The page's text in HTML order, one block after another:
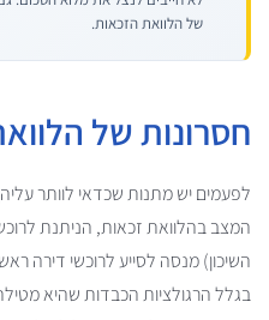
של הלוואת הזכאות.
חסרונות של
לפעמים יש מתנות שכדאי לוותר
המצב בהלוואת זכאות, הניתנת
השיכון) מנסה לסייע לרוכשי דירה
בגלל הרגולציות הכבדות שהיא